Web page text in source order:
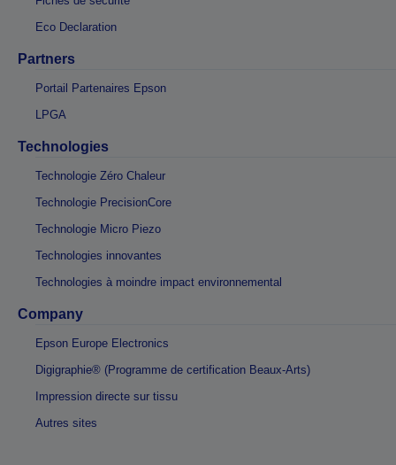
Eco Declaration
Partners
Portail Partenaires Epson
LPGA
Technologies
Technologie Zéro Chaleur
Technologie PrecisionCore
Technologie Micro Piezo
Technologies innovantes
Technologies à moindre impact environnemental
Company
Epson Europe Electronics
Digigraphie® (Programme de certification Beaux-Arts)
Impression directe sur tissu
Autres sites